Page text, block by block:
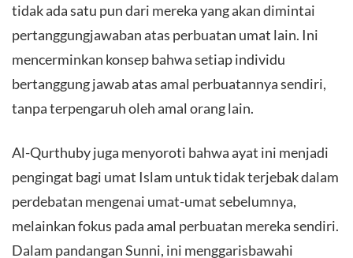
tidak ada satu pun dari mereka yang akan dimintai
pertanggungjawaban atas perbuatan umat lain. Ini
mencerminkan konsep bahwa setiap individu
bertanggung jawab atas amal perbuatannya sendiri,
tanpa terpengaruh oleh amal orang lain.
Al-Qurthuby juga menyoroti bahwa ayat ini menjadi
pengingat bagi umat Islam untuk tidak terjebak dalam
perdebatan mengenai umat-umat sebelumnya,
melainkan fokus pada amal perbuatan mereka sendiri.
Dalam pandangan Sunni, ini menggarisbawahi